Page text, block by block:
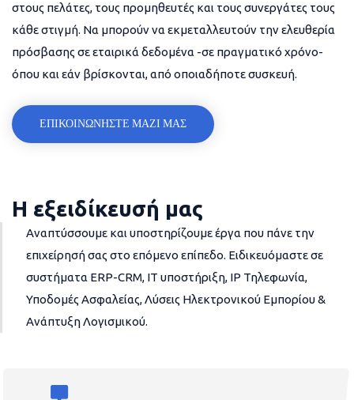
στους πελάτες, τους προμηθευτές και τους συνεργάτες τους
κάθε στιγμή. Να μπορούν να εκμεταλλευτούν την ελευθερία
πρόσβασης σε εταιρικά δεδομένα -σε πραγματικό χρόνο-
όπου και εάν βρίσκονται, από οποιαδήποτε συσκευή.
ΕΠΙΚΟΙΝΩΝΗΣΤΕ ΜΑΖΙ ΜΑΣ
Η εξειδίκευσή μας
Αναπτύσσουμε και υποστηρίζουμε έργα που πάνε την
επιχείρησή σας στο επόμενο επίπεδο. Ειδικευόμαστε σε
συστήματα ERP-CRM, IT υποστήριξη, IP Τηλεφωνία,
Υποδομές Ασφαλείας, Λύσεις Ηλεκτρονικού Εμπορίου &
Ανάπτυξη Λογισμικού.